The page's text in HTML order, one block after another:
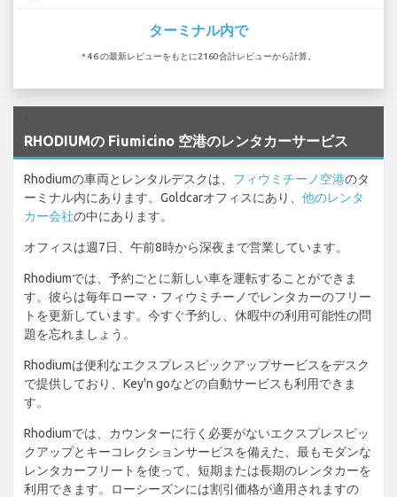
ターミナル内で
* 46 の最新レビューをもとに2160合計レビューから計算。
RHODIUMの Fiumicino 空港のレンタカーサービス
Rhodiumの車両とレンタルデスクは、 フィウミチーノ空港のタ
ーミナル内にあります。Goldcarオフィスにあり、 他のレンタ
カー会社の中にあります。
オフィスは週7日、午前8時から深夜まで営業しています。
Rhodiumでは、予約ごとに新しい車を運転することができま
す。彼らは毎年ローマ・フィウミチーノでレンタカーのフリー
トを更新しています。今すぐ予約し、休暇中の利用可能性の問
題を忘れましょう。
Rhodiumは便利なエクスプレスピックアップサービスをデスク
で提供しており、Key'n goなどの自動サービスも利用できま
す。
Rhodiumでは、カウンターに行く必要がないエクスプレスピッ
クアップとキーコレクションサービスを備えた、最もモダンな
レンタカーフリートを使って、短期または長期のレンタカーを
利用できます。ローシーズンには割引価格が適用されますの